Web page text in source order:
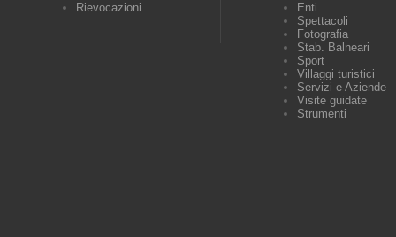
Rievocazioni
Enti
Spettacoli
Fotografia
Stab. Balneari
Sport
Villaggi turistici
Servizi e Aziende
Visite guidate
Strumenti